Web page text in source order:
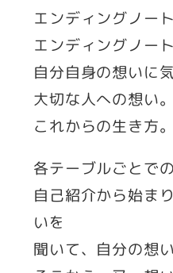
エンディングノー
エンディングノー
自分自身の想いに気
大切な人への想い。
これからの生き方。
各テーブルごとで
自己紹介から始ま
いを
聞いて、自分の想